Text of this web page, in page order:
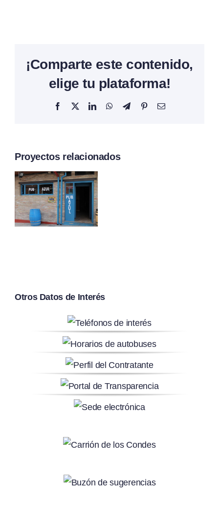
¡Comparte este contenido,
elige tu plataforma!
Facebook
X LinkedInWhatsAppTelegramPinterestCorreo
Proyectos relacionados
Otros Datos de Interés